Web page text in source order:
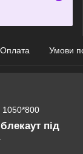
Оплата Умови
1050*800
під